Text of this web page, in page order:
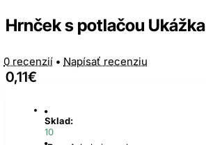
Hrnček s potlačou Ukážka
0 recenzií • Napísať recenziu
0,11€
Sklad:
10